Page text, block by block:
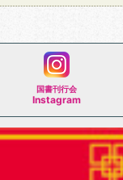
国書刊行会
Instagram